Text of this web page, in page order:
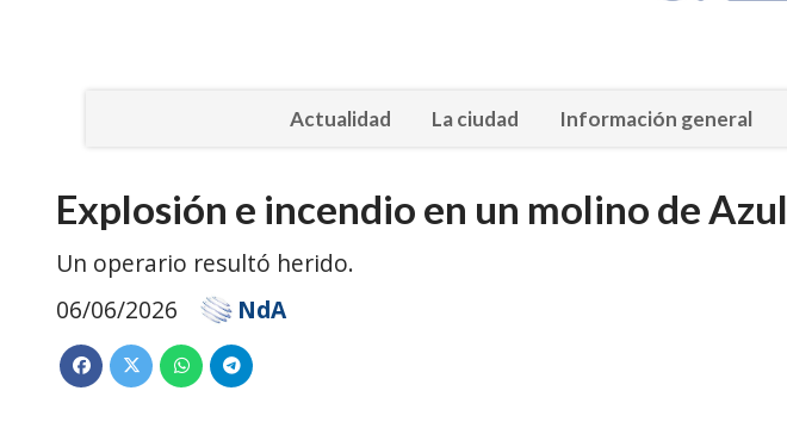
Actualidad La ciudad Información general
Explosión e incendio en un molino de Azul
Un operario resultó herido.
06/06/2026
NdA